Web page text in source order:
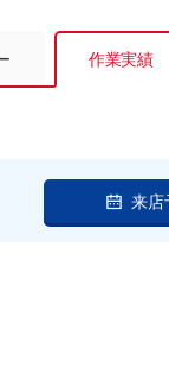
作業実績
来店